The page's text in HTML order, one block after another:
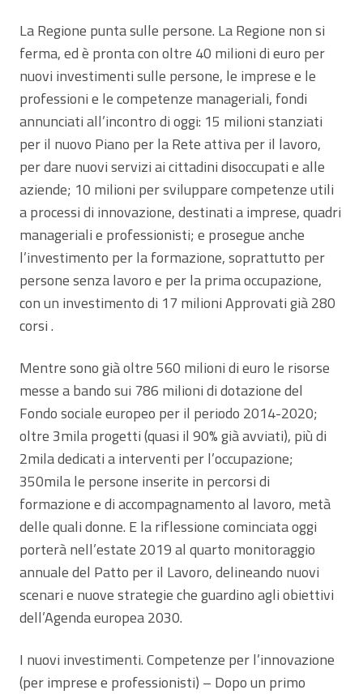
La Regione punta sulle persone. La Regione non si
ferma, ed è pronta con oltre 40 milioni di euro per
nuovi investimenti sulle persone, le imprese e le
professioni e le competenze manageriali, fondi
annunciati all’incontro di oggi: 15 milioni stanziati
per il nuovo Piano per la Rete attiva per il lavoro,
per dare nuovi servizi ai cittadini disoccupati e alle
aziende; 10 milioni per sviluppare competenze utili
a processi di innovazione, destinati a imprese, quadri
manageriali e professionisti; e prosegue anche
l’investimento per la formazione, soprattutto per
persone senza lavoro e per la prima occupazione,
con un investimento di 17 milioni Approvati già 280
corsi .
Mentre sono già oltre 560 milioni di euro le risorse
messe a bando sui 786 milioni di dotazione del
Fondo sociale europeo per il periodo 2014-2020;
oltre 3mila progetti (quasi il 90% già avviati), più di
2mila dedicati a interventi per l’occupazione;
350mila le persone inserite in percorsi di
formazione e di accompagnamento al lavoro, metà
delle quali donne. E la riflessione cominciata oggi
porterà nell’estate 2019 al quarto monitoraggio
annuale del Patto per il Lavoro, delineando nuovi
scenari e nuove strategie che guardino agli obiettivi
dell’Agenda europea 2030.
I nuovi investimenti. Competenze per l’innovazione
(per imprese e professionisti) – Dopo un primo